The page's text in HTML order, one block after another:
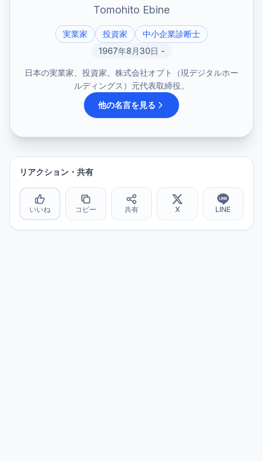
Tomohito Ebine
実業家 投資家
中小企業診断士
1967年8月30日 -
日本の実業家、投資家。株式会社オプト（現デジタルホー
ルディングス）元代表取締役。
他の名言を見る
リアクション・共有
いいね コピー 共有 X LINE